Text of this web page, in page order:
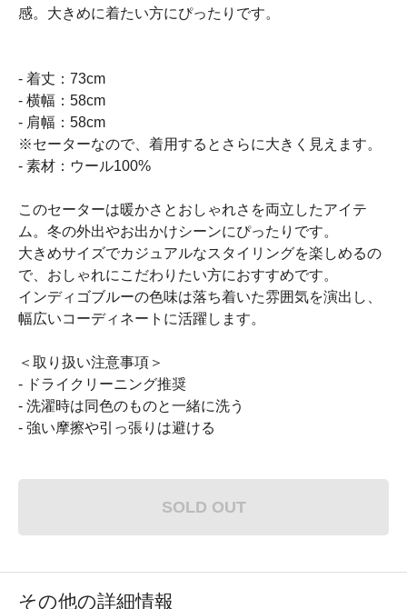
感。大きめに着たい方にぴったりです。
- 着丈：73cm
- 横幅：58cm
- 肩幅：58cm
※セーターなので、着用するとさらに大きく見えます。
- 素材：ウール100%
このセーターは暖かさとおしゃれさを両立したアイテ
ム。冬の外出やお出かけシーンにぴったりです。
大きめサイズでカジュアルなスタイリングを楽しめるの
で、おしゃれにこだわりたい方におすすめです。
インディゴブルーの色味は落ち着いた雰囲気を演出し、
幅広いコーディネートに活躍します。
＜取り扱い注意事項＞
- ドライクリーニング推奨
- 洗濯時は同色のものと一緒に洗う
- 強い摩擦や引っ張りは避ける
SOLD OUT
その他の詳細情報